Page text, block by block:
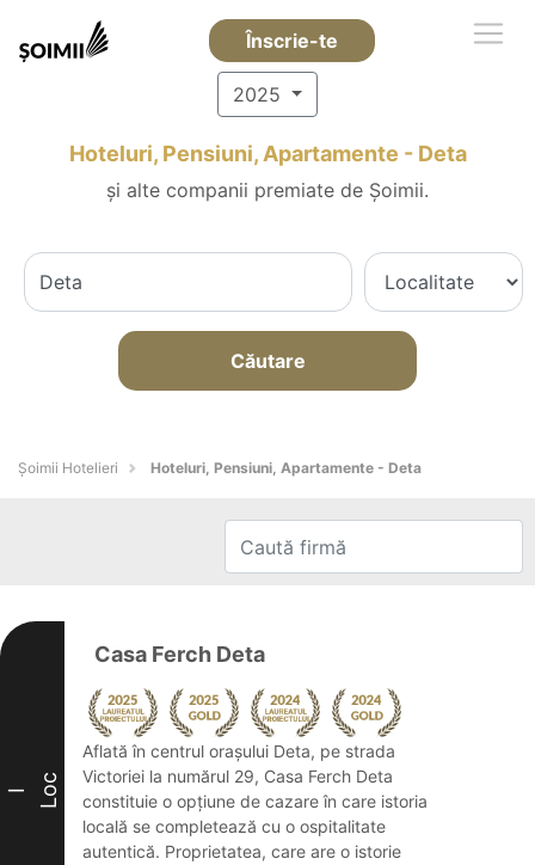
Înscrie-te
2025
Hoteluri, Pensiuni, Apartamente - Deta
și alte companii premiate de Șoimii.
Căutare
Șoimii Hotelieri Hoteluri, Pensiuni, Apartamente - Deta
I Loc
Casa Ferch Deta
Aflată în centrul orașului Deta, pe strada
Victoriei la numărul 29, Casa Ferch Deta
constituie o opțiune de cazare în care istoria
locală se completează cu o ospitalitate
autentică. Proprietatea, care are o istorie